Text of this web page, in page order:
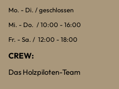
Mo. - Di. / geschlossen
Mi. - Do. / 10:00 - 16:00
Fr. - Sa. / 12:00 - 18:00
CREW:
Das Holzpiloten-Team